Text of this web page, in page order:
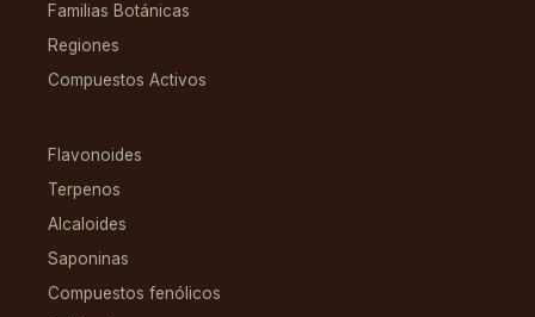
Familias Botánicas
Regiones
Compuestos Activos
Flavonoides
Terpenos
Alcaloides
Saponinas
Compuestos fenólicos